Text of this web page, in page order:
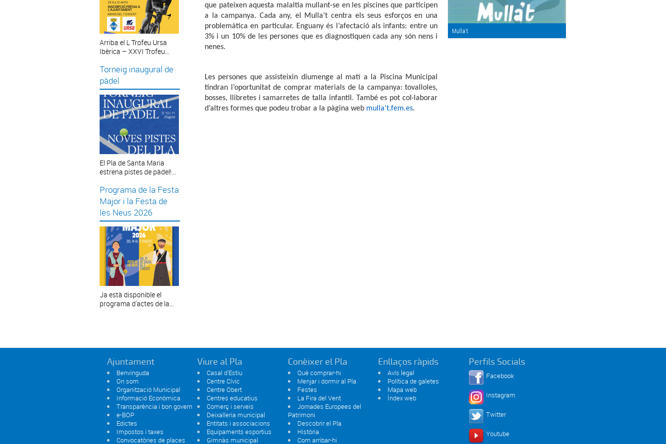
Arriba el L Trofeu Ursa
Ibèrica – XXVI Trofeu...
Torneig inaugural de
pàdel
El Pla de Santa Maria
estrena pistes de pàdel!...
Programa de la Festa
Major i la Festa de
les Neus 2026
Ja està disponible el
programa d'actes de la...
Mulla't
que pateixen aquesta malaltia mullant-se en les piscines que participen
a la campanya. Cada any, el Mulla’t centra els seus esforços en una
problemàtica en particular. Enguany és l’afectació als infants: entre un
3% i un 10% de les persones que es diagnostiquen cada any són nens i
nenes.
Les persones que assisteixin diumenge al matí a la Piscina Municipal
tindran l’oportunitat de comprar materials de la campanya: tovalloles,
bosses, llibretes i samarretes de talla infantil. També es pot col·laborar
d’altres formes que podeu trobar a la pàgina web mulla’t.fem.es.
Ajuntament
Benvinguda
On som
Organització Municipal
Informació Econòmica
Transparència i bon govern
e-BOP
Edictes
Impostos i taxes
Convocatòries de places
Viure al Pla
Casal d'Estiu
Centre Cívic
Centre Obert
Centres educatius
Comerç i serveis
Deixalleria municipal
Entitats i associacions
Equipaments esportius
Gimnàs municipal
Conèixer el Pla
Què comprar-hi
Menjar i dormir al Pla
Festes
La Fira del Vent
Jornades Europees del
Patrimoni
Descobrir el Pla
Història
Com arribar-hi
Enllaços ràpids
Avís legal
Política de galetes
Mapa web
Índex web
Perfils Socials
Facebook
Instagram
Twitter
Youtube